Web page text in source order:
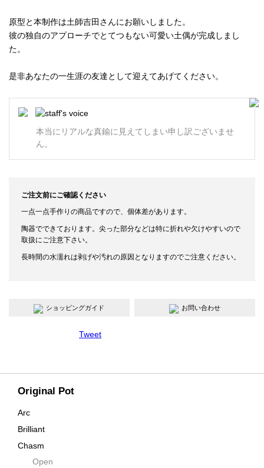
Original Pot
Arc
Brilliant
Chasm
ContraOpen
原型と本制作は土師吉田さんにお願いしました。
彼の独自のアプローチでとてつもない可愛い土偶が完成しまし
た。
是非あなたの一生涯の友達として迎えてあげてください。
本当にリアルな真鍮に見えてしまい申し訳ございませ
ん。
ご注文前にご確認ください
一点一点手作りの商品ですので、個体差があります。
陶器でできております。尖った部分などは特に折れや欠けやすいので
取扱にご注意下さい。
長時間の水濡れは剥げや汚れの原因となりますのでご注意ください。
ショッピングガイド お問い合わせ
Tweet